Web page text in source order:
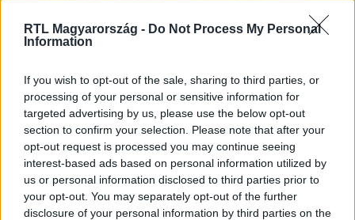
RTL Magyarország - Do Not Process My Personal
Information
If you wish to opt-out of the sale, sharing to third parties, or
processing of your personal or sensitive information for
targeted advertising by us, please use the below opt-out
section to confirm your selection. Please note that after your
opt-out request is processed you may continue seeing
interest-based ads based on personal information utilized by
us or personal information disclosed to third parties prior to
your opt-out. You may separately opt-out of the further
disclosure of your personal information by third parties on the
Fort Boyard - Az erőd
2024. szeptember 17. 19:23
Janklovics Péter vadnyugati módra leckéztette
meg Varga Ádámot
Janklovics Péter cowboyként leckéztette meg Varga